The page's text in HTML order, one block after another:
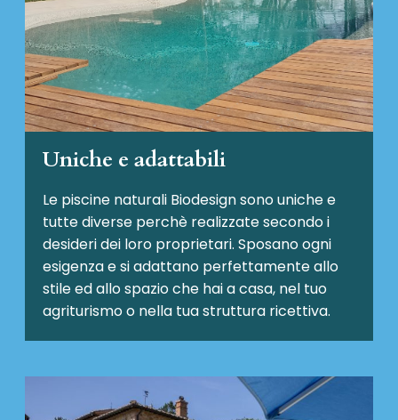
Uniche e adattabili
Le piscine naturali Biodesignsono uniche e
tutte diverse perchè realizzate secondo i
desideri dei loro proprietari. Sposano ogni
esigenza e si adattano perfettamente allo
stile ed allo spazio che hai a casa, nel tuo
agriturismo o nella tua struttura ricettiva.